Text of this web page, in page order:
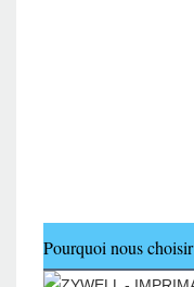
Pourquoi nous choisir